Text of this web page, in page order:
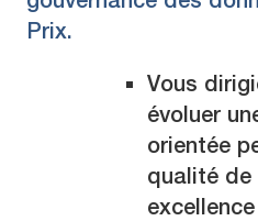
Prix.
Vous
évoluer
orientée
qualité de